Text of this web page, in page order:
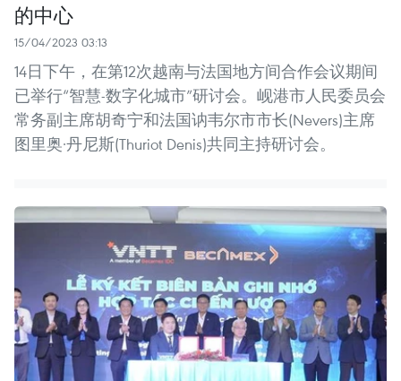
的中心
15/04/2023 03:13
14日下午，在第12次越南与法国地方间合作会议期间
已举行“智慧-数字化城市”研讨会。岘港市人民委员会
常务副主席胡奇宁和法国讷韦尔市市长(Nevers)主席
图里奥·丹尼斯(Thuriot Denis)共同主持研讨会。